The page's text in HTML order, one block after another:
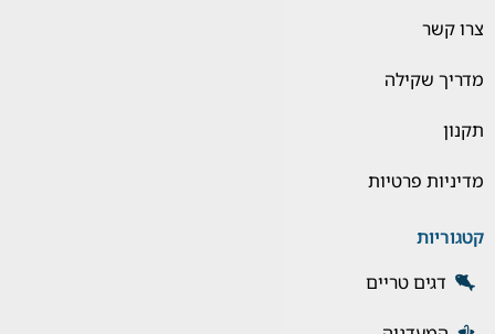
צרו קשר
מדריך שקילה
תקנון
מדיניות פרטיות
קטגוריות
דגים טריים